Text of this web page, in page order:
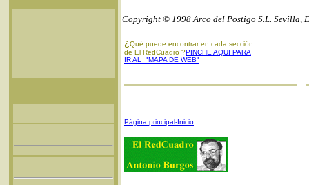
Copyright © 1998 Arco del Postigo S.L. Sevilla,
¿ Qué puede encontrar en cada sección
de El RedCuadro ?PINCHE AQUI PARA
IR AL "MAPA DE WEB"
Página principal-Inicio